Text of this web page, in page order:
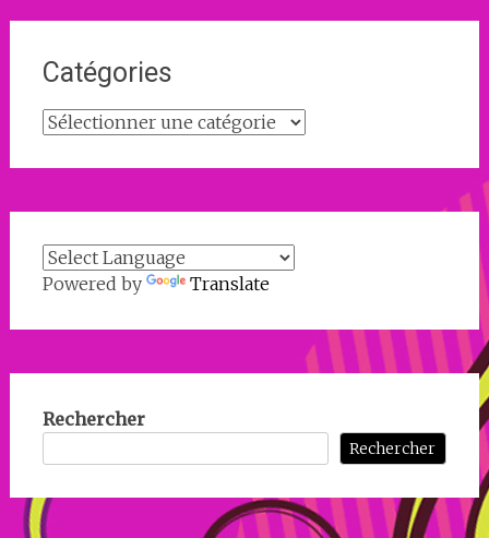
Catégories
Catégories
Powered by Translate
Rechercher
Rechercher